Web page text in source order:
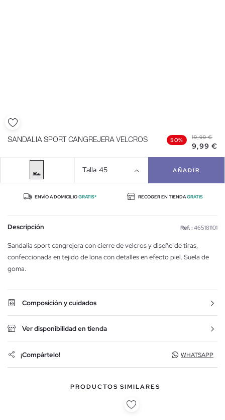
SANDALIA SPORT CANGREJERA VELCROS 50% 19,99 €
9,99 €
Talla 45 AÑADIR
ENVÍO A DOMICILIOGRATIS* RECOGER EN TIENDAGRATIS
Descripción Ref. : 465181101
Sandalia sport cangrejera con cierre de velcros y diseño de tiras,
confeccionada en tejido de lona con detalles en efecto piel. Suela de
goma.
Composición y cuidados
Ver disponibilidad en tienda
¡Compártelo! WHATSAPP
PRODUCTOS SIMILARES